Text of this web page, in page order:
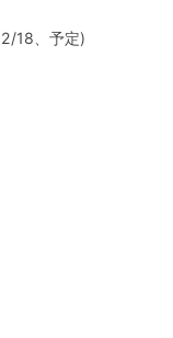
18、予定)